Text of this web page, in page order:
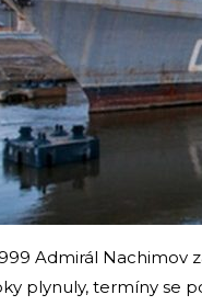
Admirál Nachimov
plynuly, termíny se